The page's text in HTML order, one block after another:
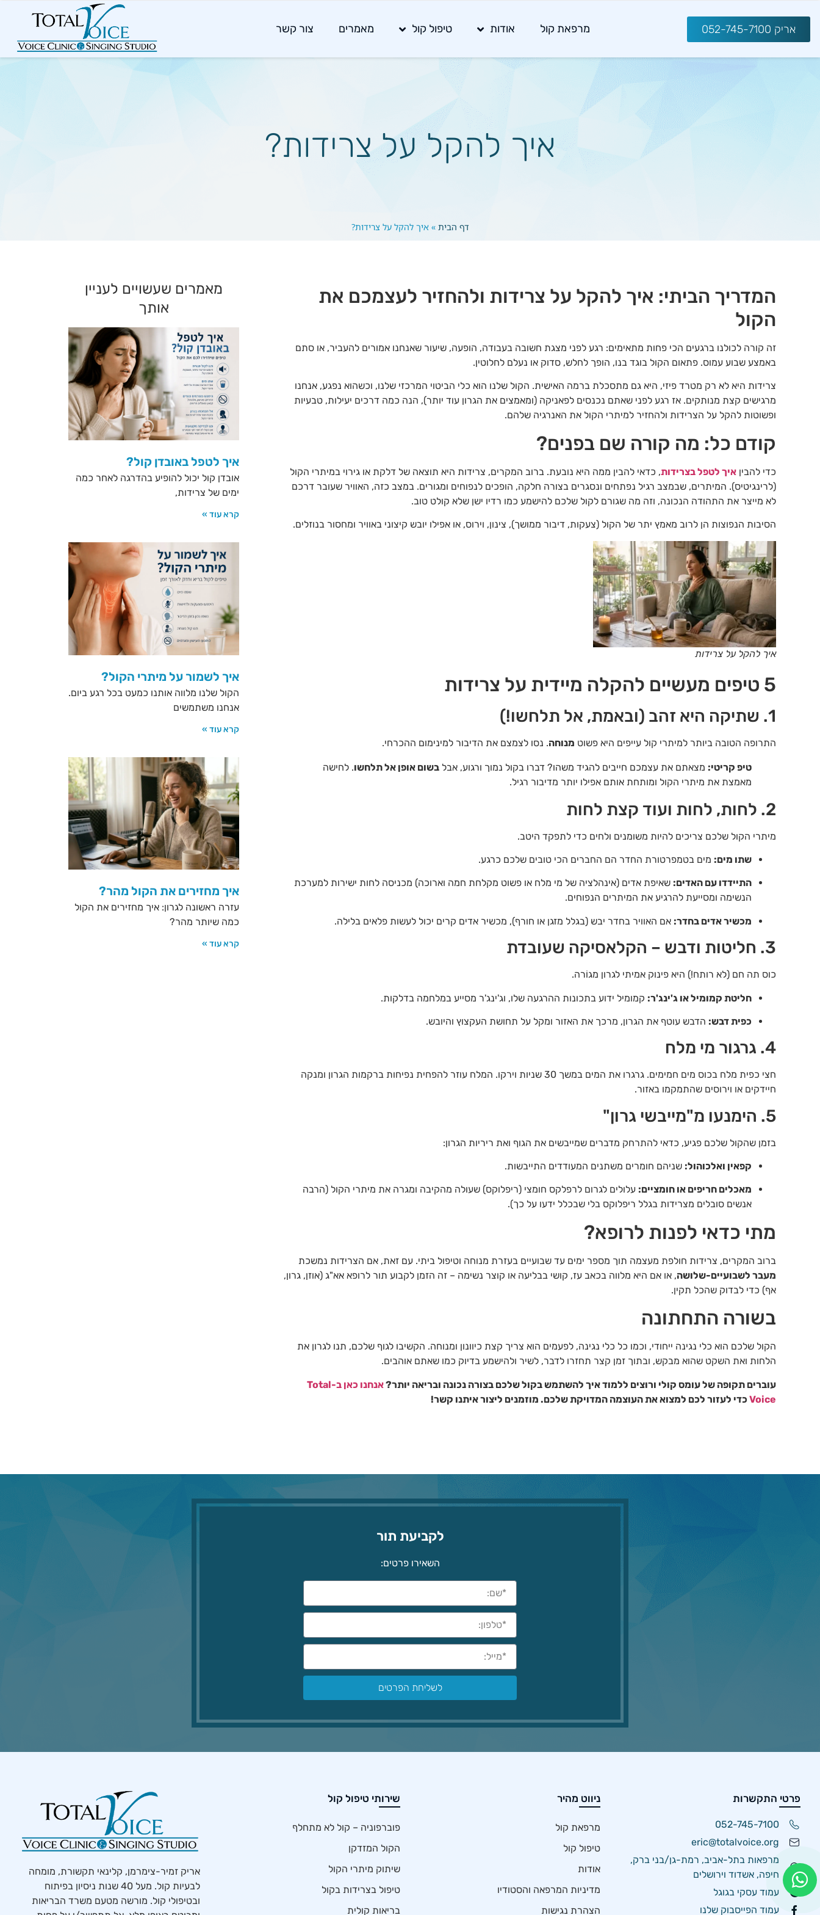
אריק 052-745-7100 מרפאת קול אודות טיפול קול מאמרים צור קשר
איך להקל על צרידות?
דף הבית »איך להקל על צרידות?
המדריך הביתי: איך להקל על צרידות ולהחזיר לעצמכם את
הקול
זה קורה לכולנו ברגעים הכי פחות מתאימים: רגע לפני מצגת חשובה בעבודה, הופעה, שיעור שאנחנו אמורים להעביר, או סתם
באמצע שבוע עמוס. פתאום הקול בוגד בנו, הופך לחלש, סדוק או נעלם לחלוטין.
צרידות היא לא רק מטרד פיזי, היא גם מתסכלת ברמה האישית. הקול שלנו הוא כלי הביטוי המרכזי שלנו, וכשהוא נפגע, אנחנו
מרגישים קצת מנותקים. אז רגע לפני שאתם נכנסים לפאניקה (ומאמצים את הגרון עוד יותר), הנה כמה דרכים יעילות, טבעיות
ופשוטות להקל על הצרידות ולהחזיר למיתרי הקול את האנרגיה שלהם.
קודם כל: מה קורה שם בפנים?
כדי להבין איך לטפל בצרידות, כדאי להבין ממה היא נובעת. ברוב המקרים, צרידות היא תוצאה של דלקת או גירוי במיתרי הקול
(לרינגיטיס). המיתרים, שבמצב רגיל נפתחים ונסגרים בצורה חלקה, הופכים לנפוחים ומגורים. במצב כזה, האוויר שעובר דרכם
לא מייצר את התהודה הנכונה, וזה מה שגורם לקול שלכם להישמע כמו רדיו ישן שלא קולט טוב.
הסיבות הנפוצות הן לרוב מאמץ יתר של הקול (צעקות, דיבור ממושך), צינון, וירוס, או אפילו יובש קיצוני באוויר ומחסור בנוזלים.
איך להקל על צרידות
5 טיפים מעשיים להקלה מיידית על צרידות
1. שתיקה היא זהב (ובאמת, אל תלחשו!)
התרופה הטובה ביותר למיתרי קול עייפים היא פשוט מנוחה. נסו לצמצם את הדיבור למינימום ההכרחי.
טיפ קריטי: מצאתם את עצמכם חייבים להגיד משהו? דברו בקול נמוך ורגוע, אבל בשום אופן אל תלחשו. לחישה
מאמצת את מיתרי הקול ומותחת אותם אפילו יותר מדיבור רגיל.
2. לחות, לחות ועוד קצת לחות
מיתרי הקול שלכם צריכים להיות משומנים ולחים כדי לתפקד היטב.
שתו מים: מים בטמפרטורת החדר הם החברים הכי טובים שלכם כרגע.
התיידדו עם האדים: שאיפת אדים (אינהלציה של מי מלח או פשוט מקלחת חמה וארוכה) מכניסה לחות ישירות למערכת
הנשימה ומסייעת להרגיע את המיתרים הנפוחים.
מכשיר אדים בחדר: אם האוויר בחדר יבש (בגלל מזגן או חורף), מכשיר אדים קרים יכול לעשות פלאים בלילה.
3. חליטות ודבש – הקלאסיקה שעובדת
כוס תה חם (לא רותח!) היא פינוק אמיתי לגרון מגוֹרה.
חליטת קמומיל או ג'ינג'ר: קמומיל ידוע בתכונות ההרגעה שלו, וג'ינג'ר מסייע במלחמה בדלקות.
כפית דבש: הדבש עוטף את הגרון, מרכך את האזור ומקל על תחושת העקצוץ והיובש.
4. גרגור מי מלח
חצי כפית מלח בכוס מים חמימים. גרגרו את המים במשך 30 שניות וירקו. המלח עוזר להפחית נפיחות ברקמות הגרון ומנקה
חיידקים או וירוסים שהתמקמו באזור.
5. הימנעו מ"מייבשי גרון"
בזמן שהקול שלכם פגיע, כדאי להתרחק מדברים שמייבשים את הגוף ואת ריריות הגרון:
קפאין ואלכוהול: שניהם חומרים משתנים המעודדים התייבשות.
מאכלים חריפים או חומציים: עלולים לגרום לרפלקס חומצי (ריפלוקס) שעולה מהקיבה ומגרה את מיתרי הקול (הרבה
אנשים סובלים מצרידות בגלל ריפלוקס בלי שבכלל ידעו על כך).
מתי כדאי לפנות לרופא?
ברוב המקרים, צרידות חולפת מעצמה תוך מספר ימים עד שבועיים בעזרת מנוחה וטיפול ביתי. עם זאת, אם הצרידות נמשכת
מעבר לשבועיים-שלושה, או אם היא מלווה בכאב עז, קושי בבליעה או קוצר נשימה – זה הזמן לקבוע תור לרופא אא"ג (אוזן, גרון,
אף) כדי לבדוק שהכל תקין.
בשורה התחתונה
הקול שלכם הוא כלי נגינה ייחודי, וכמו כל כלי נגינה, לפעמים הוא צריך קצת כיוונון ומנוחה. הקשיבו לגוף שלכם, תנו לגרון את
הלחות ואת השקט שהוא מבקש, ובתוך זמן קצר תחזרו לדבר, לשיר ולהישמע בדיוק כמו שאתם אוהבים.
עוברים תקופה של עומס קולי ורוצים ללמוד איך להשתמש בקול שלכם בצורה נכונה ובריאה יותר?
אנחנו כאן ב-Total
Voice כדי לעזור לכם למצוא את העוצמה המדויקת שלכם. מוזמנים ליצור איתנו קשר!
מאמרים שעשויים לעניין
אותך
איך לטפל באובדן קול?
אובדן קול יכול להופיע בהדרגה לאחר כמה
ימים של צרידות,
קרא עוד »
איך לשמור על מיתרי הקול?
הקול שלנו מלווה אותנו כמעט בכל רגע ביום.
אנחנו משתמשים
קרא עוד »
איך מחזירים את הקול מהר?
עזרה ראשונה לגרון: איך מחזירים את הקול
כמה שיותר מהר?
קרא עוד »
לקביעת תור
השאירו פרטים:
לשליחת הפרטים
פרטי התקשרות
052-745-7100
eric@totalvoice.org
מרפאות בתל-אביב, רמת-גן/בני ברק,
חיפה, אשדוד וירושלים
עמוד עסקי בגוגל
עמוד הפייסבוק שלנו
ניווט מהיר
מרפאת קול
טיפול קול
אודות
מדיניות המרפאה והסטודיו
הצהרת נגישות
שירותי טיפול קול
פוברפוניה – קול לא מתחלף
הקול המזדקן
שיתוק מיתרי הקול
טיפול בצרידות בקול
בריאות קולית
אריק זמיר-צימרמן, קלינאי תקשורת, מומחה
לבעיות קול. מעל 40 שנות ניסיון בפיתוח
ובטיפולי קול. מורשה מטעם משרד הבריאות